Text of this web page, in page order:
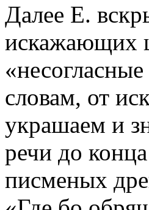
Далее Е.
искажающих
словам, от
украшаем и
речи до
писменых